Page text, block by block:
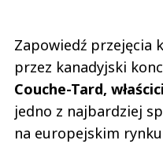
Zapowiedź przejęcia
przez kanadyjski
Couche-Tard,
jedno z najbardziej
na europejskim